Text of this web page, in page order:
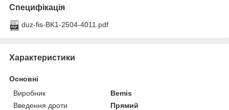
Специфікація
duz-fis-BK1-2504-4011.pdf
Характеристики
Основні
Виробник
Bemis
Введення дроти
Прямий